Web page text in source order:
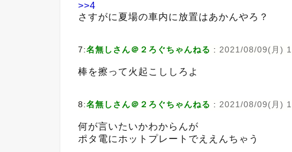
>>4
さすがに夏場の車内に放置はあかんやろ？
7:名無しさん＠２ろぐちゃんねる : 2021/08/09(月)
棒を擦って火起こししろよ
8:名無しさん＠２ろぐちゃんねる : 2021/08/09(月)
何が言いたいかわからんが
ポタ電にホットプレートでええんちゃう